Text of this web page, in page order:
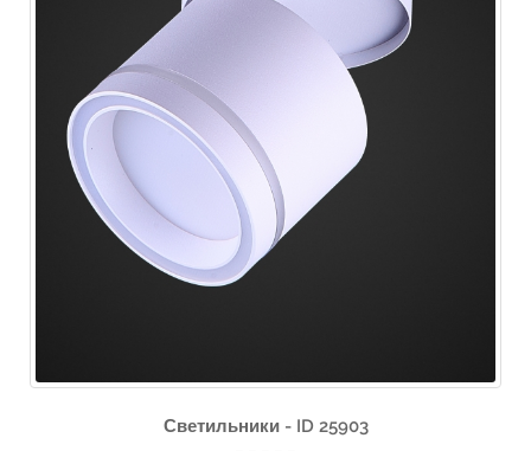
Светильники - ID 25903